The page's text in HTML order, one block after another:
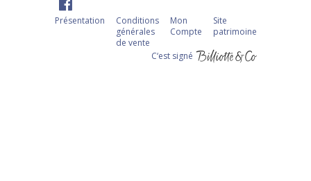
Présentation
Conditions
générales
de vente
Mon
Compte
Site
patrimoine
C‘est signé